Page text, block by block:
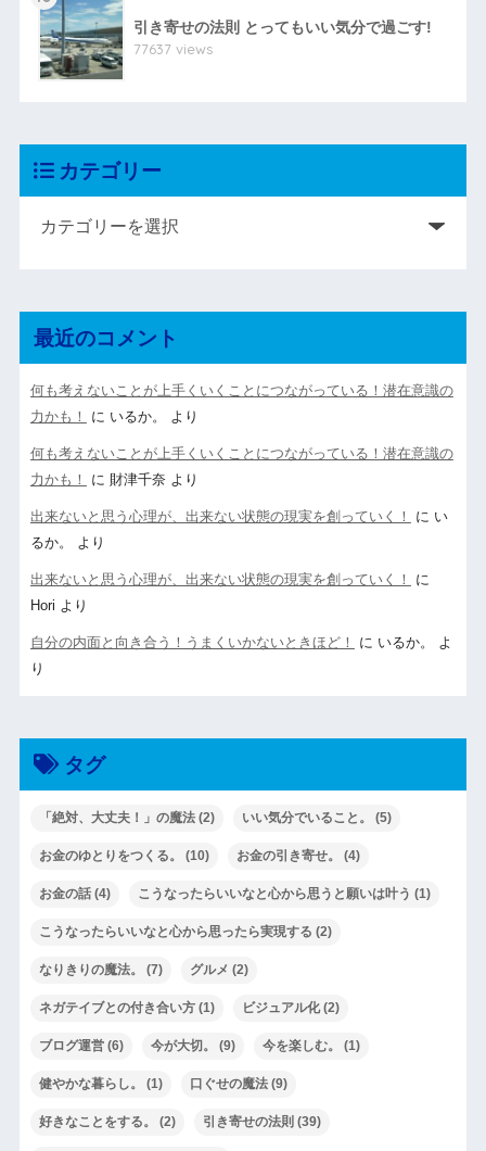
引き寄せの法則 とってもいい気分で過ごす!
77637 views
カテゴリー
最近のコメント
何も考えないことが上手くいくことにつながっている！潜在意識の
力かも！
に いるか。 より
何も考えないことが上手くいくことにつながっている！潜在意識の
力かも！
に 財津千奈より
出来ないと思う心理が、出来ない状態の現実を創っていく！ に い
るか。
より
出来ないと思う心理が、出来ない状態の現実を創っていく！
に
Hori より
自分の内面と向き合う！うまくいかないときほど！ に いるか。
よ
り
タグ
「絶対、大丈夫！」の魔法(2) いい気分でいること。 (5)
お金のゆとりをつくる。 (10) お金の引き寄せ。 (4)
お金の話(4) こうなったらいいなと心から思うと願いは叶う (1)
こうなったらいいなと心から思ったら実現する (2)
なりきりの魔法。 (7) グルメ (2)
ネガテイブとの付き合い方(1) ビジュアル化(2)
ブログ運営(6) 今が大切。 (9) 今を楽しむ。 (1)
健やかな暮らし。 (1) 口ぐせの魔法(9)
好きなことをする。 (2) 引き寄せの法則 (39)